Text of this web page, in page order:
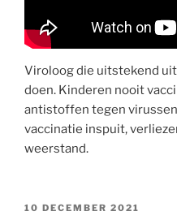
Viroloog die uitstekend
doen. Kinderen nooit
antistoffen tegen
vaccinatie inspuit,
weerstand.
GEPLAATST
10 DECEMBER 2021